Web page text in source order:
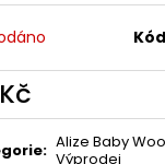
: Alize Baby
Výprodej